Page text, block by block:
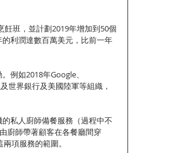
班，並計劃2019年增加到50個
利潤達數百萬美元，比前一年
例如2018年Google、
世界銀行及美國陸軍等組織，
私人廚師備餐服務（過程中不
廚師帶著顧客在各餐廳間穿
項服務的範圍。